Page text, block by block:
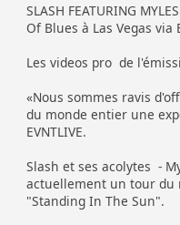
SLASH FEATURING
Of Blues à Las Vegas
Les videos pro de
«Nous sommes ravis
du monde entier une
EVNTLIVE.
Slash et ses acolytes -
actuellement un tour du
"Standing In The Sun".